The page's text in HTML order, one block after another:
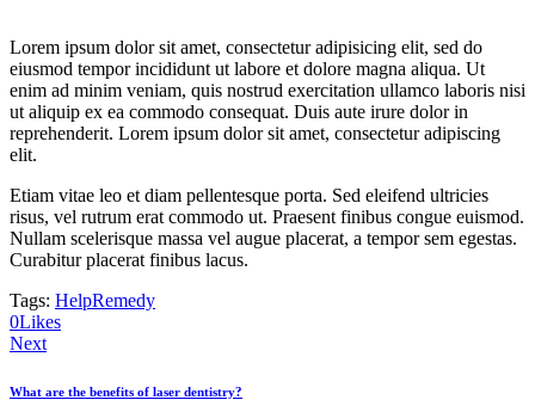
Lorem ipsum dolor sit amet, consectetur adipisicing elit, sed do
eiusmod tempor incididunt ut labore et dolore magna aliqua. Ut
enim ad minim veniam, quis nostrud exercitation ullamco laboris nisi
ut aliquip ex ea commodo consequat. Duis aute irure dolor in
reprehenderit. Lorem ipsum dolor sit amet, consectetur adipiscing
elit.
Etiam vitae leo et diam pellentesque porta. Sed eleifend ultricies
risus, vel rutrum erat commodo ut. Praesent finibus congue euismod.
Nullam scelerisque massa vel augue placerat, a tempor sem egestas.
Curabitur placerat finibus lacus.
Tags: HelpRemedy
0Likes
Nawigacja
wpisu
Next
What are the benefits of laser dentistry?